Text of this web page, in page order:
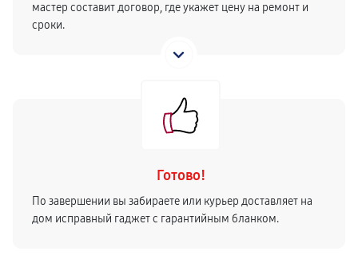
мастер составит договор, где укажет цену на ремонт и
сроки.
Готово!
По завершении вы забираете или курьер доставляет на
дом исправный гаджет с гарантийным бланком.